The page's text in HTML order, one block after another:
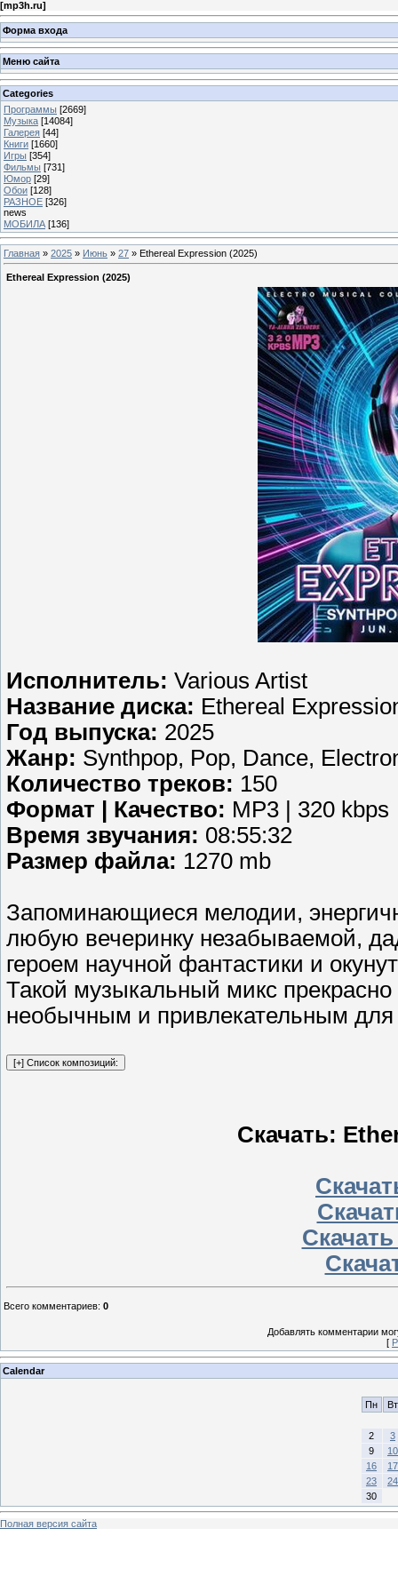
[mp3h.ru]
Форма входа
Меню сайта
Categories
Программы [2669]
Музыка [14084]
Галерея [44]
Книги [1660]
Игры [354]
Фильмы [731]
Юмор [29]
Обои [128]
РАЗНОЕ [326]
news
МОБИЛА [136]
Главная » 2025 » Июнь » 27 » Ethereal Expression (2025)
Ethereal Expression (2025)
Исполнитель: Various Artist
Название диска: Ethereal
Год выпуска: 2025
Жанр: Synthpop, Pop, Dance,
Количество треков: 150
Формат | Качество: MP3 | 320 kbps
Время звучания: 08:55:32
Размер файла: 1270 mb
Запоминающиеся мелодии,
любую вечеринку незабываемой,
героем научной фантастики и
Такой музыкальный микс
необычным и привлекательным для
Скачать:
Всего комментариев: 0
Добавлять комментарии
[
Calendar
Пн Вт
2
3
9
10
16
17
23
24
30
Полная версия сайта